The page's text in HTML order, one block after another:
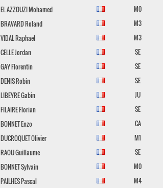
EL AZZOUZIMohamed M0
BRAVARDRoland M3
VIDALRaphael M3
CELLEJordan SE
GAYFlorentin SE
DENISRobin SE
LIBEYREGabin JU
FILAIREFlorian SE
BONNETEnzo CA
DUCROQUETOlivier M1
RAOUGuillaume SE
BONNETSylvain M0
PAILHESPascal M4